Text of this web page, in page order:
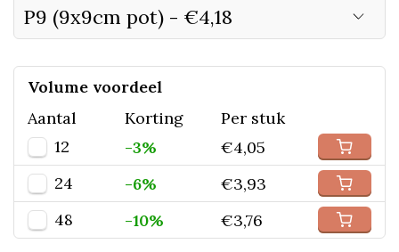
Volume voordeel
Aantal
Korting
Per stuk
12
-3%
€4,05
24
-6%
€3,93
48
-10% €3,76